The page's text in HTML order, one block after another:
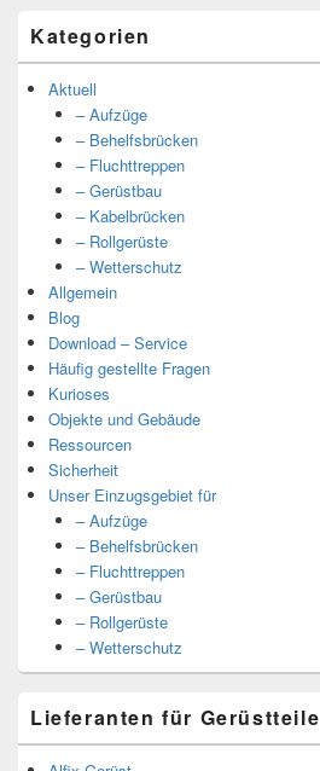
Kategorien
Aktuell
– Aufzüge
– Behelfsbrücken
– Fluchttreppen
– Gerüstbau
– Kabelbrücken
– Rollgerüste
– Wetterschutz
Allgemein
Blog
Download – Service
Häufig gestellte Fragen
Kurioses
Objekte und Gebäude
Ressourcen
Sicherheit
Unser Einzugsgebiet für
– Aufzüge
– Behelfsbrücken
– Fluchttreppen
– Gerüstbau
– Rollgerüste
– Wetterschutz
Lieferanten für Gerüstteile